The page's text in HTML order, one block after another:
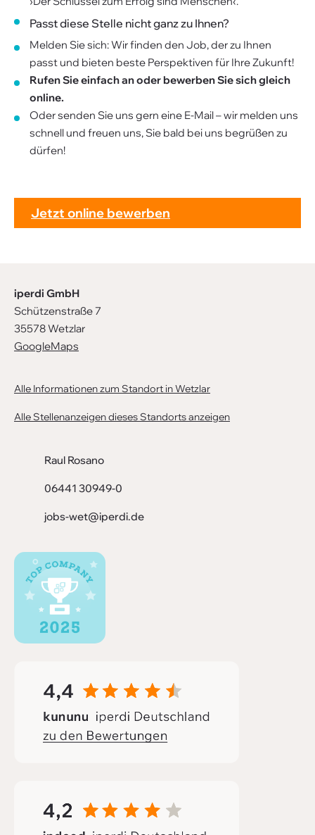
Passt diese Stelle nicht ganz zu Ihnen?
Melden Sie sich: Wir finden den Job, der zu Ihnen
passt und bieten beste Perspektiven für Ihre Zukunft!
Rufen Sie einfach an oder bewerben Sie sich gleich
online.
Oder senden Sie uns gern eine E-Mail – wir melden uns
schnell und freuen uns, Sie bald bei uns begrüßen zu
dürfen!
Jetzt online bewerben
iperdi GmbH
Schützenstraße 7
35578 Wetzlar
GoogleMaps
Alle Informationen zum Standort in Wetzlar
Alle Stellenanzeigen dieses Standorts anzeigen
Raul Rosano
06441 30949-0
jobs-wet@iperdi.de